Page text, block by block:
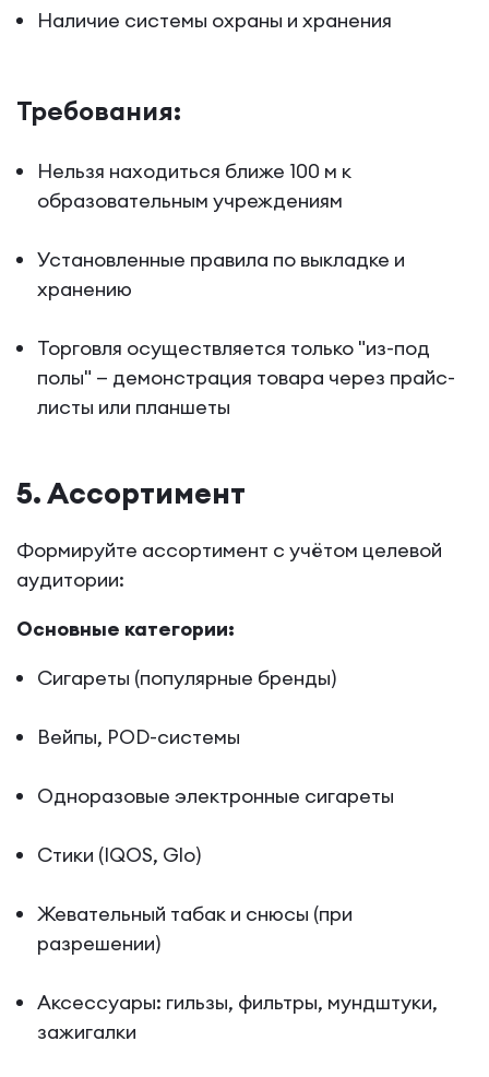
Наличие системы охраны и хранения
Требования:
Нельзя находиться ближе 100 м к
образовательным учреждениям
Установленные правила по выкладке и
хранению
Торговля осуществляется только "из-под
полы" — демонстрация товара через прайс-
листы или планшеты
5. Ассортимент
Формируйте ассортимент с учётом целевой
аудитории:
Основные категории:
Сигареты (популярные бренды)
Вейпы, POD-системы
Одноразовые электронные сигареты
Стики (IQOS, Glo)
Жевательный табак и снюсы (при
разрешении)
Аксессуары: гильзы, фильтры, мундштуки,
зажигалки